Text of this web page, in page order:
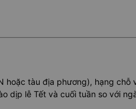
hoặc tàu địa phương), hạng chỗ
dịp lễ Tết và cuối tuần so với